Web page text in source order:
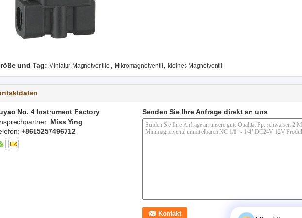
und Tag: Miniatur-Magnetventile , Mikromagnetventil , kleines Magnetventil
No. 4 Instrument Factory
Miss.Ying
+8615257496712
Senden Sie Ihre Anfrage direkt an uns